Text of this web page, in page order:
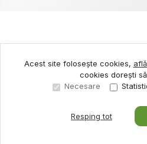
Acest site folosește cookies,
cookies dorești
Necesare
Resping tot